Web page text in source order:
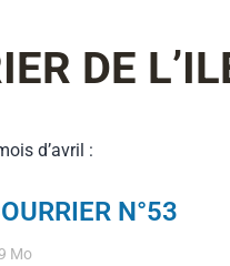
DE
d’avril :
N°53
Mo